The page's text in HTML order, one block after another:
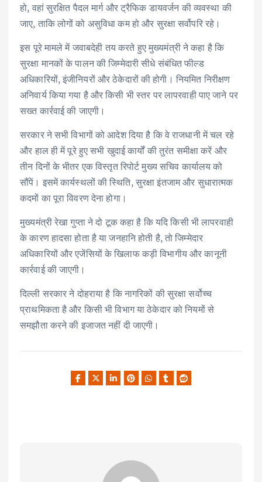
हो, वहां सुरक्षित पैदल मार्ग और ट्रैफिक डायवर्जन की व्यवस्था की
जाए, ताकि लोगों को असुविधा कम हो और सुरक्षा सर्वोपरि रहे।
इस पूरे मामले में जवाबदेही तय करते हुए मुख्यमंत्री ने कहा है कि
सुरक्षा मानकों के पालन की जिम्मेदारी सीधे संबंधित फील्ड
अधिकारियों, इंजीनियरों और ठेकेदारों की होगी। नियमित निरीक्षण
अनिवार्य किया गया है और किसी भी स्तर पर लापरवाही पाए जाने पर
सख्त कार्रवाई की जाएगी।
सरकार ने सभी विभागों को आदेश दिया है कि वे राजधानी में चल रहे
और हाल ही में पूरे हुए सभी खुदाई कार्यों की तुरंत समीक्षा करें और
तीन दिनों के भीतर एक विस्तृत रिपोर्ट मुख्य सचिव कार्यालय को
सौंपें। इसमें कार्यस्थलों की स्थिति, सुरक्षा इंतजाम और सुधारात्मक
कदमों का पूरा विवरण देना होगा।
मुख्यमंत्री रेखा गुप्ता ने दो टूक कहा है कि यदि किसी भी लापरवाही
के कारण हादसा होता है या जनहानि होती है, तो जिम्मेदार
अधिकारियों और एजेंसियों के खिलाफ कड़ी विभागीय और कानूनी
कार्रवाई की जाएगी।
दिल्ली सरकार ने दोहराया है कि नागरिकों की सुरक्षा सर्वोच्च
प्राथमिकता है और किसी भी विभाग या ठेकेदार को नियमों से
समझौता करने की इजाजत नहीं दी जाएगी।